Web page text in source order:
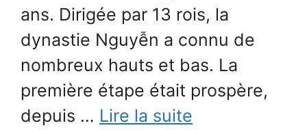
ans. Dirigée par 13 rois, la
dynastie Nguyễn a connu de
nombreux hauts et bas. La
première étape était prospère,
depuis … Lire la suite